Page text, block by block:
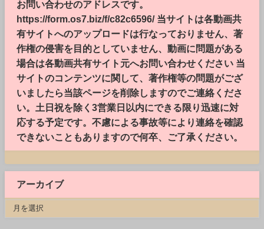
お問い合わせのアドレスです。
https://form.os7.biz/f/c82c6596/ 当サイトは各動画共
有サイトへのアップロードは行なっておりません、著
作権の侵害を目的としていません、動画に問題がある
場合は各動画共有サイト元へお問い合わせください 当
サイトのコンテンツに関して、著作権等の問題がござ
いましたら当該ページを削除しますのでご連絡くださ
い。土日祝を除く3営業日以内にできる限り迅速に対
応する予定です。不慮による事故等により連絡を確認
できないこともありますので何卒、ご了承ください。
アーカイブ